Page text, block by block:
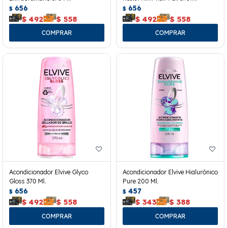
$ 656
$ 492 $ 558
$ 656
$ 492 $ 558
Acondicionador Elvive Glyco
Gloss 370 Ml.
$ 656
$ 492 $ 558
Acondicionador Elvive Hialurónico
Pure 200 Ml.
$ 457
$ 343 $ 388